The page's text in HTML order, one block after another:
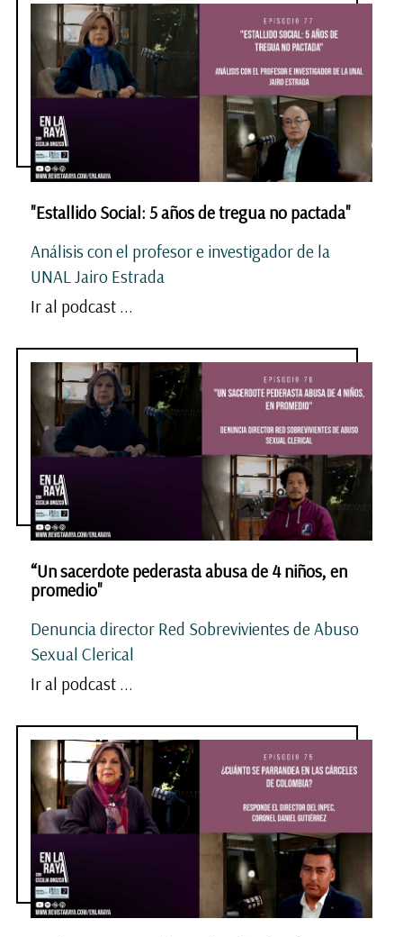
"Estallido Social: 5 años de tregua no pactada"
Análisis con el profesor e investigador de la
UNAL Jairo Estrada
Ir al podcast ...
“Un sacerdote pederasta abusa de 4 niños, en
promedio"
Denuncia director Red Sobrevivientes de Abuso
Sexual Clerical
Ir al podcast ...